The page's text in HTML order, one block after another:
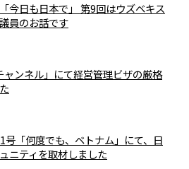
今日も日本で」 第9回はウズベキス
員のお話です
ャンネル」にて経営管理ビザの厳格
「何度でも、ベトナム」にて、日
ニティを取材しました